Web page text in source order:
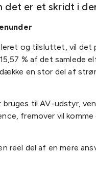
det er et skridt i
og tilsluttet, vil det
% af det samlede
en stor del af
til AV-udstyr,
fremover vil
reel del af en mere